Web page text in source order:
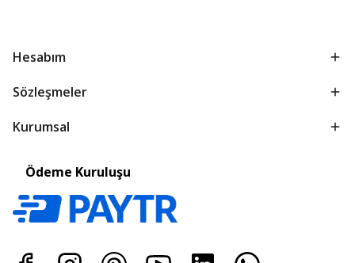
Hesabım
Sözleşmeler
Kurumsal
Ödeme Kuruluşu